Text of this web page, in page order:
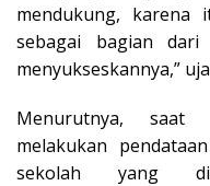
mendukung, karena
sebagai bagian
menyukseskannya,”
Menurutnya, saat
melakukan
sekolah yang